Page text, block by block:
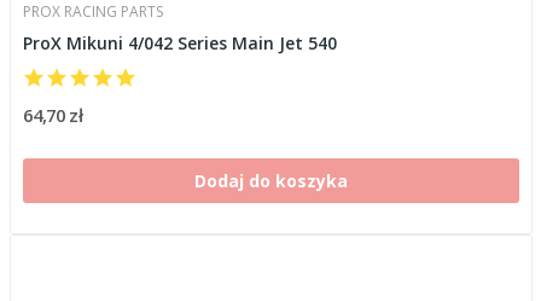
PROX RACING PARTS
ProX Mikuni 4/042 Series Main Jet 540
64,70 zł
Dodaj do koszyka